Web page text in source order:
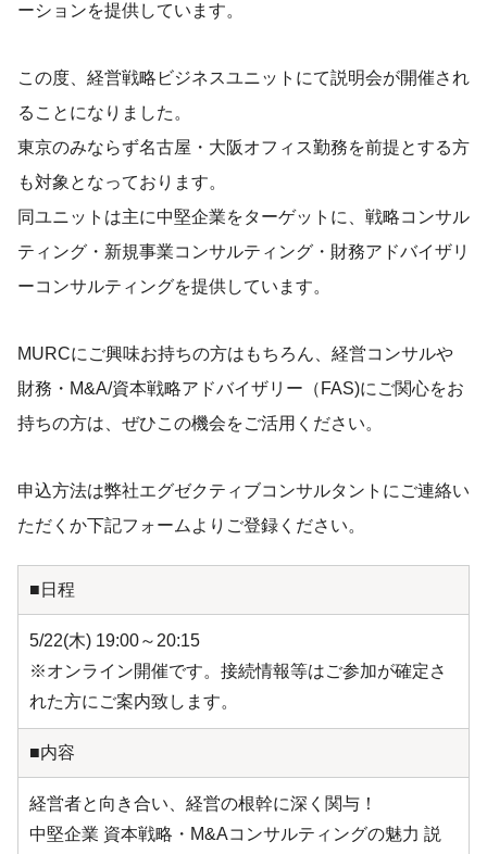
ーションを提供しています。
この度、経営戦略ビジネスユニットにて説明会が開催され
ることになりました。
東京のみならず名古屋・大阪オフィス勤務を前提とする方
も対象となっております。
同ユニットは主に中堅企業をターゲットに、戦略コンサル
ティング・新規事業コンサルティング・財務アドバイザリ
ーコンサルティングを提供しています。
MURCにご興味お持ちの方はもちろん、経営コンサルや
財務・M&A/資本戦略アドバイザリー（FAS)にご関心をお
持ちの方は、ぜひこの機会をご活用ください。
申込方法は弊社エグゼクティブコンサルタントにご連絡い
ただくか下記フォームよりご登録ください。
■日程
5/22(木) 19:00～20:15
※オンライン開催です。接続情報等はご参加が確定さ
れた方にご案内致します。
■内容
経営者と向き合い、経営の根幹に深く関与！
中堅企業 資本戦略・M&Aコンサルティングの魅力 説